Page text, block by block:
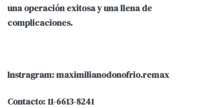
una operación exitosa y una llena de
complicaciones.
Instragram: maximilianodonofrio.remax
Contacto: 11-6613-8241